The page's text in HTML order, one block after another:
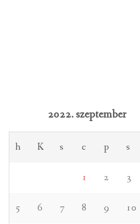
2022. szeptember
h K s c p s
1 2 3
5 6 7 8 9 10